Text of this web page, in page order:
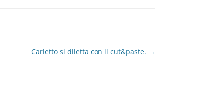
Carletto si diletta con il cut&paste. →